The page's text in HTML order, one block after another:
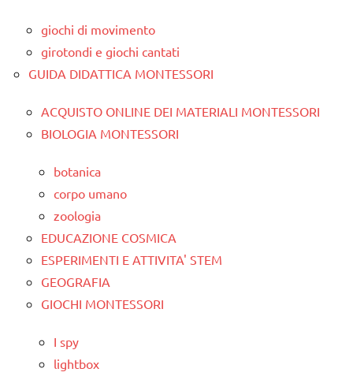
giochi di movimento
girotondi e giochi cantati
GUIDA DIDATTICA MONTESSORI
ACQUISTO ONLINE DEI MATERIALI MONTESSORI
BIOLOGIA MONTESSORI
botanica
corpo umano
zoologia
EDUCAZIONE COSMICA
ESPERIMENTI E ATTIVITA' STEM
GEOGRAFIA
GIOCHI MONTESSORI
I spy
lightbox